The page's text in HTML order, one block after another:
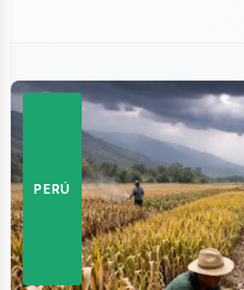
PERÚ